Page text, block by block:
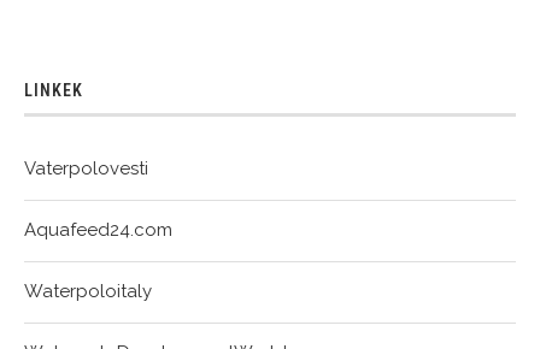
LINKEK
Vaterpolovesti
Aquafeed24.com
Waterpoloitaly